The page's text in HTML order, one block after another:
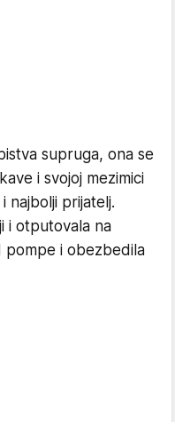
supruga, ona se
i svojoj mezimici
najbolji prijatelj.
i otputovala na
pompe i obezbedila